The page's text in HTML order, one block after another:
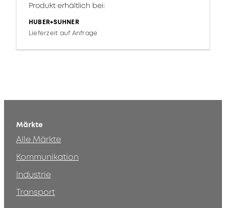
Produkt erhältlich bei:
HUBER+SUHNER
Lieferzeit auf Anfrage
Märkte
Alle Märkte
Kommunikation
Industrie
Transport